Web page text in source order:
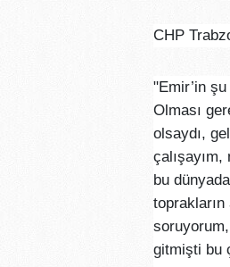
CHP
"Emir’in
Olması
olsaydı,
çalışayım,
bu
gitmişti bu